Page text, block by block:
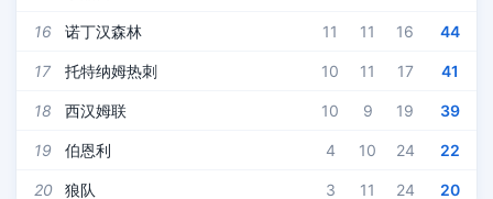
16 诺丁汉森林 11 11 16 44
17 托特纳姆热刺 10 11 17 41
18 西汉姆联 10 9 19 39
19 伯恩利 4 10 24 22
20 狼队 3 11 24 20